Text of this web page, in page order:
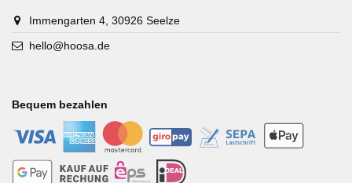
Immengarten 4, 30926 Seelze
hello@hoosa.de
Bequem bezahlen
-
- - - -
- - - -